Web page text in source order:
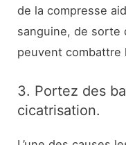
de la compresse
sanguine, de sorte
peuvent combattre
3. Portez des
cicatrisation.